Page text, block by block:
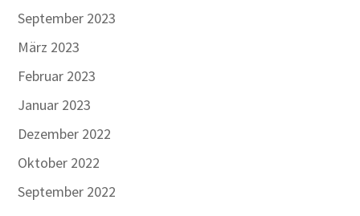
September 2023
März 2023
Februar 2023
Januar 2023
Dezember 2022
Oktober 2022
September 2022